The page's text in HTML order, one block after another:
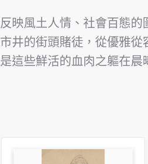
映風土人情、社會百態
井的街頭賭徒，從優雅
這些鮮活的血肉之軀在